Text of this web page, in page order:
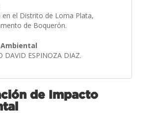
en el Distrito de Loma Plata,
de Boquerón.
DAVID ESPINOZA DIAZ.
de Impacto